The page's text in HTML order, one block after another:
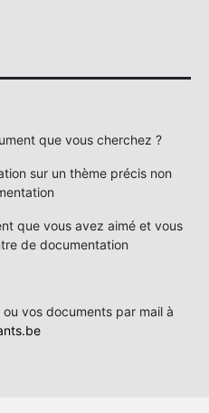
que vous cherchez ?
sur un thème précis non
que vous avez aimé et vous
de documentation
vos documents par mail à